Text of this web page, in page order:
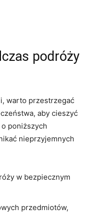
podróży
warto przestrzegać
aby ⁣cieszyć‍
poniższych
nieprzyjemnych
w ⁣bezpiecznym
przedmiotów,​